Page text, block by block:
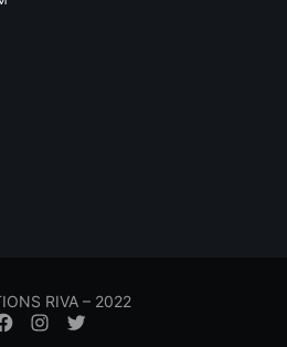
RIVA – 2022